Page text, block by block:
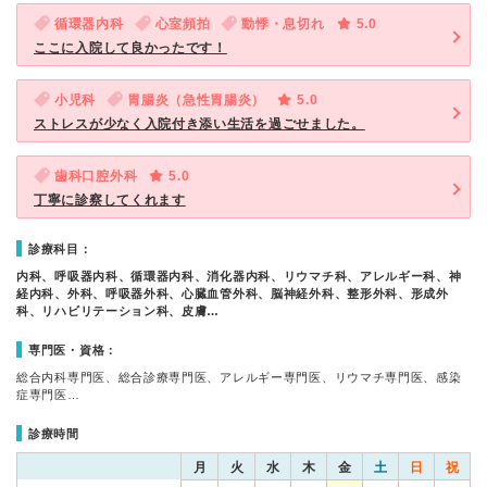
循環器内科 心室頻拍 動悸・息切れ
5.0
ここに入院して良かったです！
小児科 胃腸炎（急性胃腸炎）
5.0
ストレスが少なく入院付き添い生活を過ごせました。
歯科口腔外科
5.0
丁寧に診察してくれます
診療科目：
内科、呼吸器内科、循環器内科、消化器内科、リウマチ科、アレルギー科、神
経内科、外科、呼吸器外科、心臓血管外科、脳神経外科、整形外科、形成外
科、リハビリテーション科、皮膚…
専門医・資格：
総合内科専門医、総合診療専門医、アレルギー専門医、リウマチ専門医、感染
症専門医…
診療時間
月 火 水 木 金 土 日 祝